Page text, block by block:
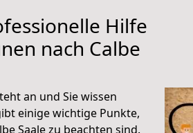
Hilfe
nach Calbe
an und Sie wissen
einige wichtige Punkte,
Saale zu beachten sind.